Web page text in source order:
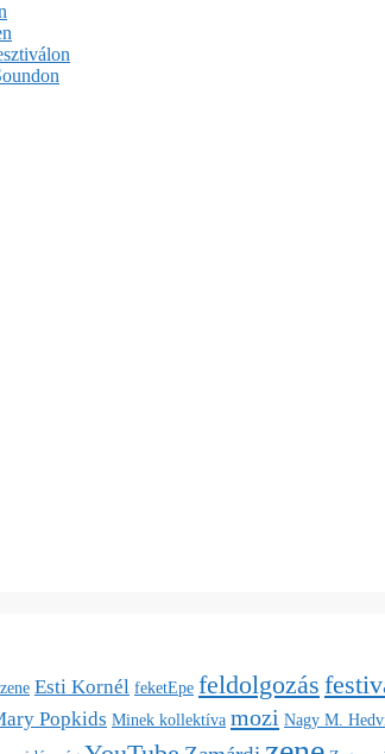
Esti Kornél feketEpe feldolgozás
Popkids Minek kollektíva mozi Nagy M.